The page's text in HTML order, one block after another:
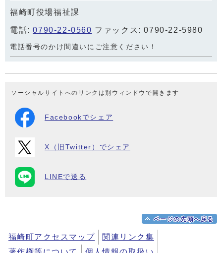
福崎町役場福祉課
電話:0790-22-0560 ファックス: 0790-22-5980
電話番号のかけ間違いにご注意ください！
ソーシャルサイトへのリンクは別ウィンドウで開きます
Facebookでシェア
X（旧Twitter）でシェア
LINEで送る
ページの先頭へ戻る
福崎町アクセスマップ
関連リンク集